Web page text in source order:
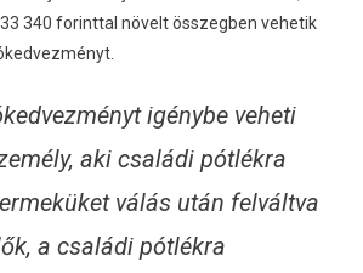
340 forinttal növelt összegben vehetik
igénybe veheti
aki családi pótlékra
válás után felváltva
a családi pótlékra